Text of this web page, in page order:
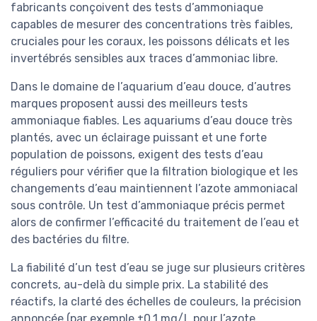
fabricants conçoivent des tests d’ammoniaque
capables de mesurer des concentrations très faibles,
cruciales pour les coraux, les poissons délicats et les
invertébrés sensibles aux traces d’ammoniac libre.
Dans le domaine de l’aquarium d’eau douce, d’autres
marques proposent aussi des meilleurs tests
ammoniaque fiables. Les aquariums d’eau douce très
plantés, avec un éclairage puissant et une forte
population de poissons, exigent des tests d’eau
réguliers pour vérifier que la filtration biologique et les
changements d’eau maintiennent l’azote ammoniacal
sous contrôle. Un test d’ammoniaque précis permet
alors de confirmer l’efficacité du traitement de l’eau et
des bactéries du filtre.
La fiabilité d’un test d’eau se juge sur plusieurs critères
concrets, au-delà du simple prix. La stabilité des
réactifs, la clarté des échelles de couleurs, la précision